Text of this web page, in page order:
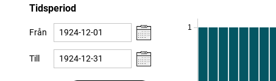
Tidsperiod
Från
Till
1